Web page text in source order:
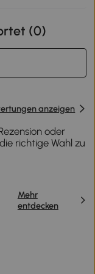
(0)
anzeigen
oder
richtige Wahl zu
Mehr
entdecken